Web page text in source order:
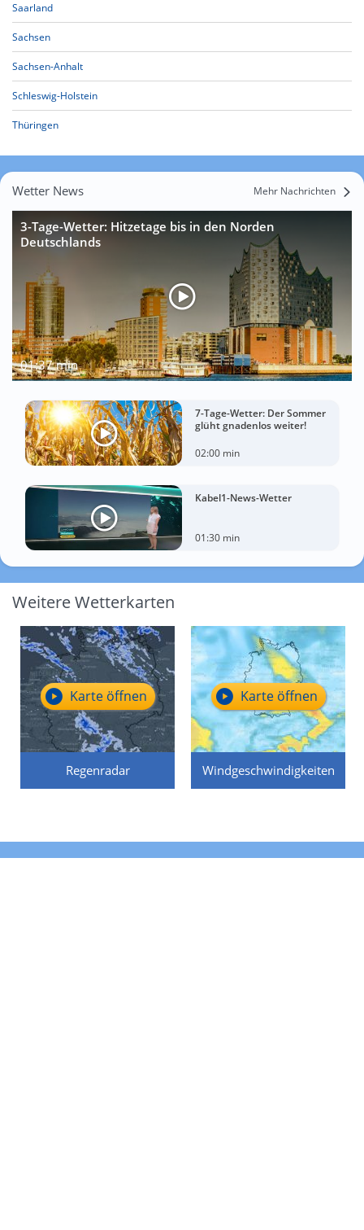
Saarland
Sachsen
Sachsen-Anhalt
Schleswig-Holstein
Thüringen
Wetter News Mehr Nachrichten
3-Tage-Wetter: Hitzetage bis in den Norden
Deutschlands
01:37 min
7-Tage-Wetter: Der Sommer
glüht gnadenlos weiter!
02:00 min
Kabel1-News-Wetter
01:30 min
Weitere Wetterkarten
Regenradar
Karte öffnen
Windgeschwindigkeiten
Karte öffnen